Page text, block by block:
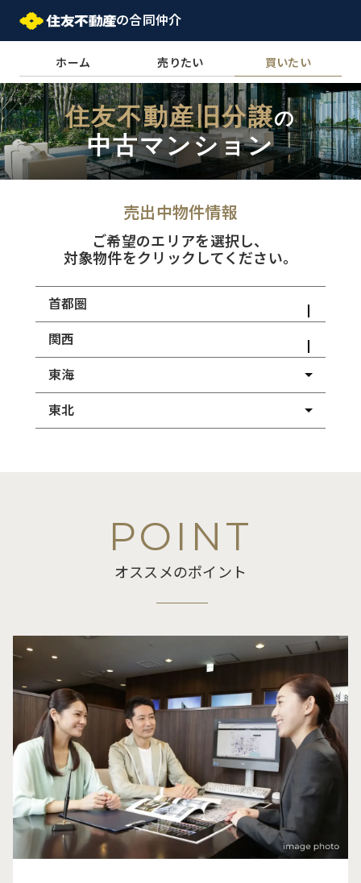
の合同仲介
ホーム 売りたい 買いたい
住友不動産旧分譲の
中古マンション
売出中物件情報
ご希望のエリアを選択し、
対象物件をクリックしてください。
首都圏
関西
東海
東北
POINT
オススメのポイント